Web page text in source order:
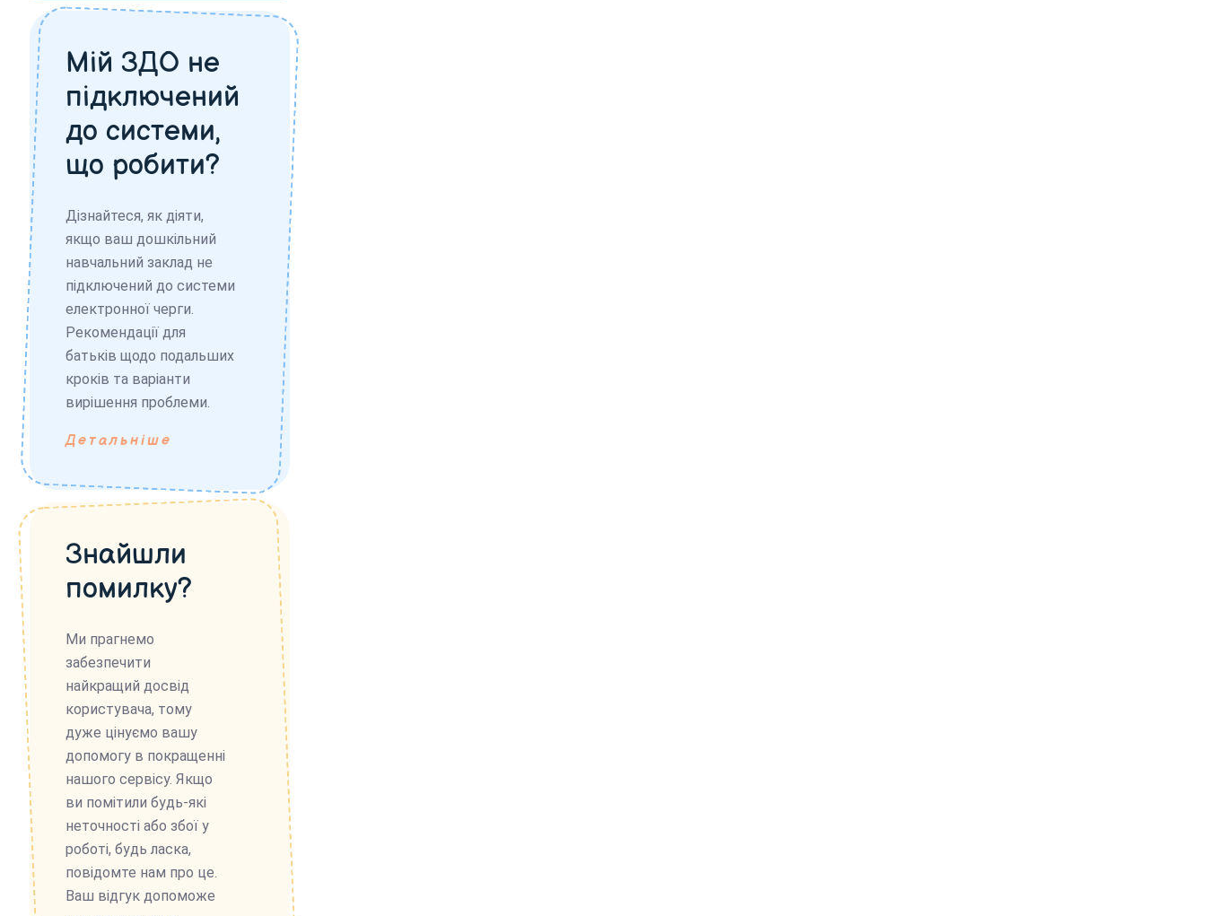
Мій ЗДО не
підключений
до системи,
що робити?
Дізнайтеся, як діяти,
якщо ваш дошкільний
навчальний заклад не
підключений до системи
електронної черги.
Рекомендації для
батьків щодо подальших
кроків та варіанти
вирішення проблеми.
Детальніше
Знайшли
помилку?
Ми прагнемо
забезпечити
найкращий досвід
користувача, тому
дуже цінуємо вашу
допомогу в покращенні
нашого сервісу. Якщо
ви помітили будь-які
неточності або збої у
роботі, будь ласка,
повідомте нам про це.
Ваш відгук допоможе